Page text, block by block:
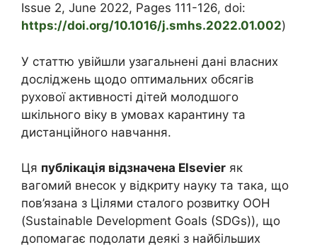
Issue 2, June 2022, Pages 111-126, doi:
https://doi.org/10.1016/j.smhs.2022.01.002)
У статтю увійшли узагальнені дані власних
досліджень щодо оптимальних обсягів
рухової активності дітей молодшого
шкільного віку в умовах карантину та
дистанційного навчання.
Ця публікація відзначена Elsevier як
вагомий внесок у відкриту науку та така, що
пов’язана з Цілями сталого розвитку ООН
(Sustainable Development Goals (SDGs)), що
допомагає подолати деякі з найбільших